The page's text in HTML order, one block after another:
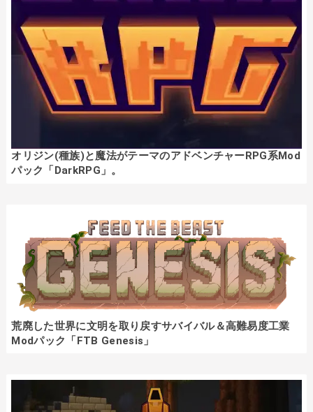
オリジン(種族)と魔法がテーマのアドベンチャーRPG系Mod
パック「DarkRPG」。
荒廃した世界に文明を取り戻すサバイバル＆高難易度工業
Modパック「FTB Genesis」